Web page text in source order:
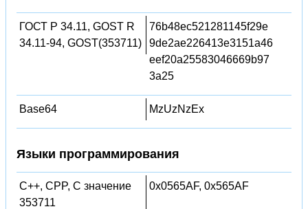
ГОСТ Р 34.11, GOST R
34.11-94, GOST(353711)
76b48ec521281145f29e
9de2ae226413e3151a46
eef20a25583046669b97
3a25
Base64 MzUzNzEx
Языки программирования
C++, CPP, C значение
353711
0x0565AF, 0x565AF